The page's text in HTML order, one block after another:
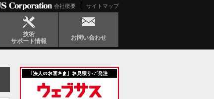
会社概要 サイトマップ
技術
サポート情報
お問い合わせ